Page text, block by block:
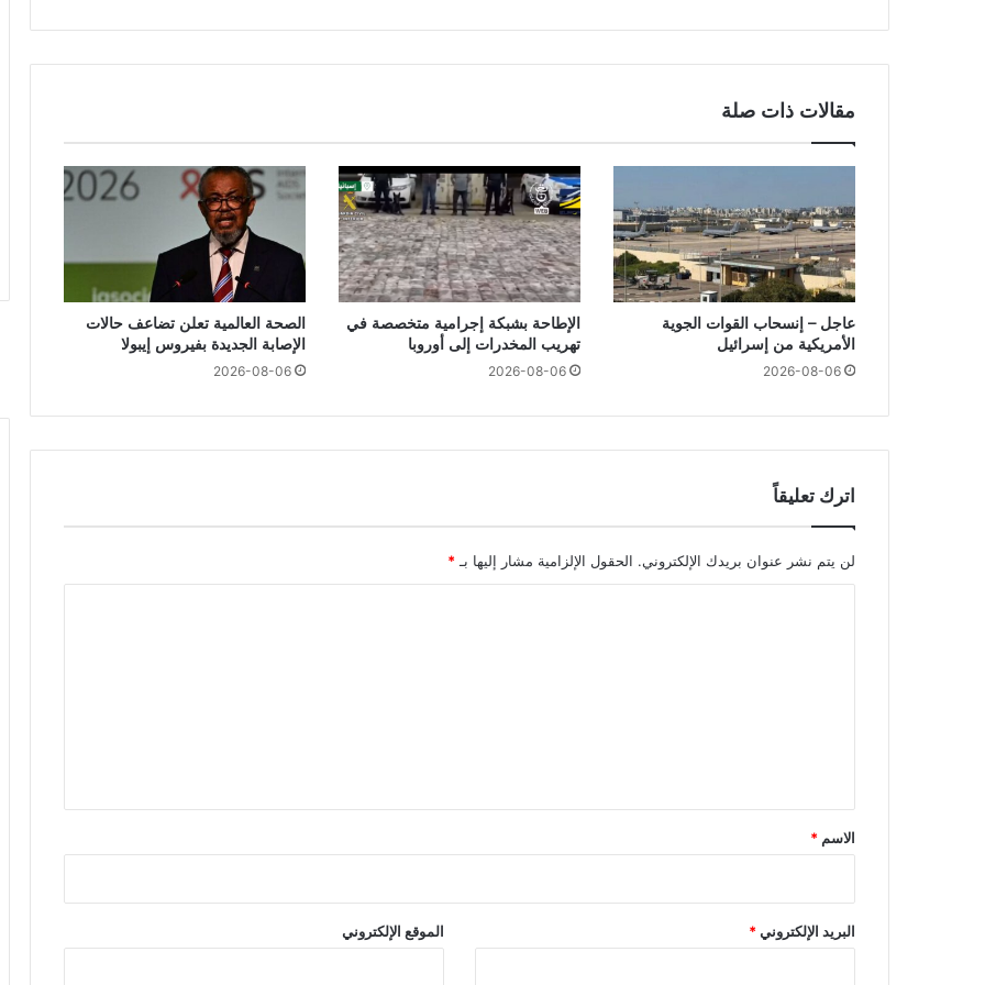
مقالات ذات صلة
عاجل – إنسحاب القوات الجوية
الأمريكية من إسرائيل
2026-08-06
الإطاحة بشبكة إجرامية متخصصة في
تهريب المخدرات إلى أوروبا
2026-08-06
الصحة العالمية تعلن تضاعف حالات
الإصابة الجديدة بفيروس إيبولا
2026-08-06
اترك تعليقاً
لن يتم نشر عنوان بريدك الإلكتروني. الحقول الإلزامية مشار إليها بـ *
*
الاسم *
البريد الإلكتروني* الموقع الإلكتروني